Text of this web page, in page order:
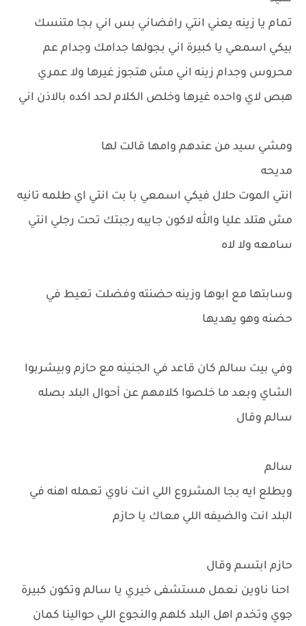
تمام يا زينه يعني انتي رافضاني بس اني بجا متنسك
بيكي اسمعي يا كبيرة اني بجولها جدامك وجدام عم
محروس وجدام زينه اني مش هتجوز غيرها ولا عمري
هبص لاي واحده غيرها وخلص الكلام لحد اكده بالاذن اني
ومشي سيد من عندهم وامها قالت لها
مديحه
انتي الموت حلال فيكي اسمعي با بت انتي اي طلمه تانيه
مش هتلد عليا والله لاكون جايبه رجبتك تحت رجلي انتي
سامعه ولا لاه
وسابتها مع ابوها وزينه حضنته وفضلت تعيط في
حضنه وهو يهديها
وفي بيت سالم كان قاعد في الجنينه مع حازم وبيشربوا
الشاي وبعد ما خلصوا كلامهم عن أحوال البلد بصله
سالم وقال
سالم
ويطلع ايه بجا المشروع اللي انت ناوي تعمله اهنه في
البلد انت والضيفه اللي معاك يا حازم
حازم ابتسم وقال
احنا ناوين نعمل مستشفى خيري يا سالم وتكون كبيرة
جوي وتخدم اهل البلد كلهم والنجوع اللي حوالينا كمان